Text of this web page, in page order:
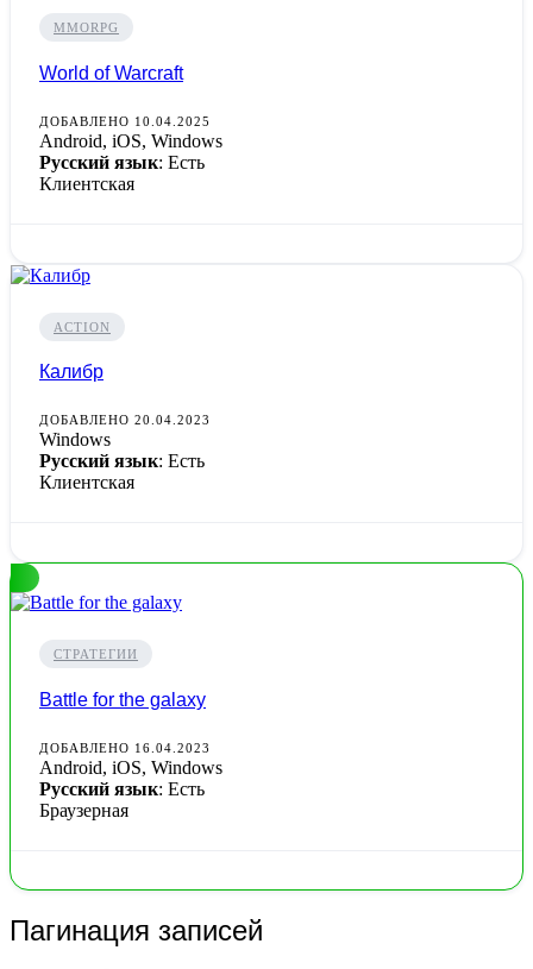
MMORPG
World of Warcraft
ДОБАВЛЕНО 10.04.2025
Android, iOS, Windows
Русский язык: Есть
Клиентская
ACTION
Калибр
ДОБАВЛЕНО 20.04.2023
Windows
Русский язык: Есть
Клиентская
СТРАТЕГИИ
Battle for the galaxy
ДОБАВЛЕНО 16.04.2023
Android, iOS, Windows
Русский язык: Есть
Браузерная
Пагинация записей